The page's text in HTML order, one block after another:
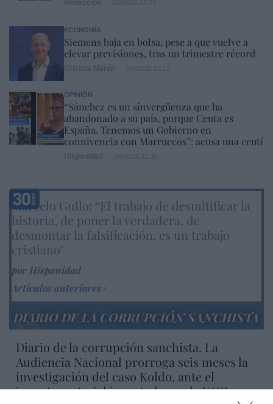
ECONOMÍA
Siemens baja en bolsa, pese a que vuelve a
elevar previsiones, tras un trimestre récord
OPINIÓN
“Sánchez es un sinvergüenza que ha
abandonado a su país, porque Ceuta es
España. Tenemos un Gobierno en
connivencia con Marruecos”: acusa una ceutí
Marcelo Gullo: “El trabajo de desmitificar la
historia, de poner la verdadera, de
desmontar la falsificación, es un trabajo
cristiano"
por Hispanidad
Artículos anteriores
DIARIO DE LA CORRUPCIÓN SANCHISTA
Diario de la corrupción sanchista. La
Audiencia Nacional prorroga seis meses la
investigación del caso Koldo, ante el
ingente material incautado por la UCO